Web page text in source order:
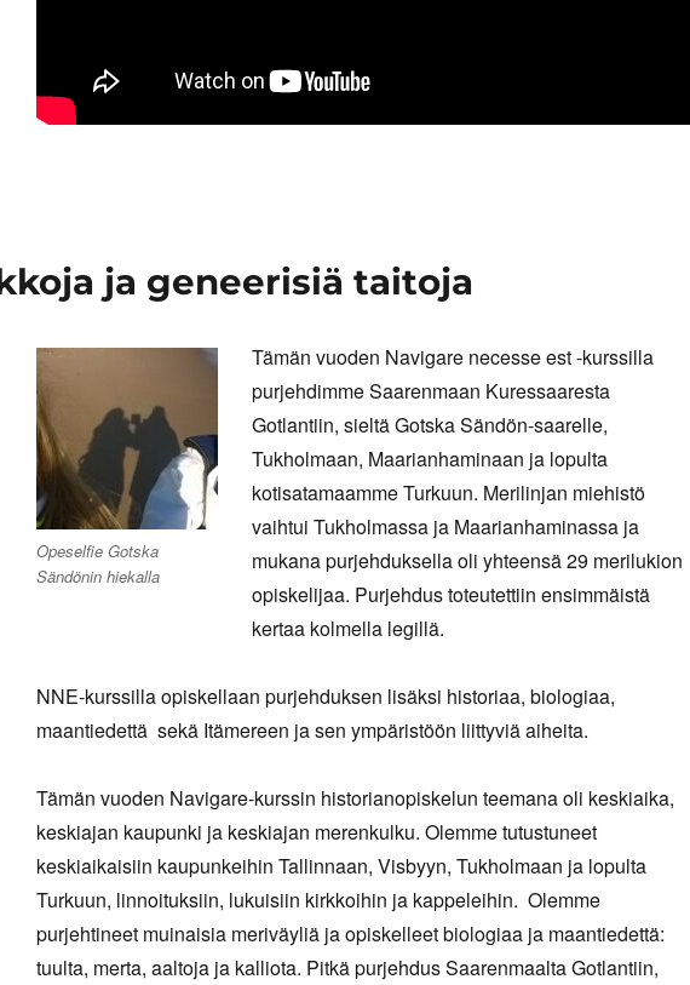
ja geneerisiä taitoja
Opeselfie Gotska
Sändönin hiekalla
Tämän vuoden Navigare necesse est -kurssilla
purjehdimme Saarenmaan Kuressaaresta
Gotlantiin, sieltä Gotska Sändön-saarelle,
Tukholmaan, Maarianhaminaan ja lopulta
kotisatamaamme Turkuun. Merilinjan miehistö
vaihtui Tukholmassa ja Maarianhaminassa ja
mukana purjehduksella oli yhteensä 29 merilukion
opiskelijaa. Purjehdus toteutettiin ensimmäistä
kertaa kolmella legillä.
NNE-kurssilla opiskellaan purjehduksen lisäksi historiaa, biologiaa,
maantiedettä sekä Itämereen ja sen ympäristöön liittyviä aiheita.
Tämän vuoden Navigare-kurssin historianopiskelun teemana oli keskiaika,
keskiajan kaupunki ja keskiajan merenkulku. Olemme tutustuneet
keskiaikaisiin kaupunkeihin Tallinnaan, Visbyyn, Tukholmaan ja lopulta
Turkuun, linnoituksiin, lukuisiin kirkkoihin ja kappeleihin. Olemme
purjehtineet muinaisia meriväyliä ja opiskelleet biologiaa ja maantiedettä:
tuulta, merta, aaltoja ja kalliota. Pitkä purjehdus Saarenmaalta Gotlantiin,